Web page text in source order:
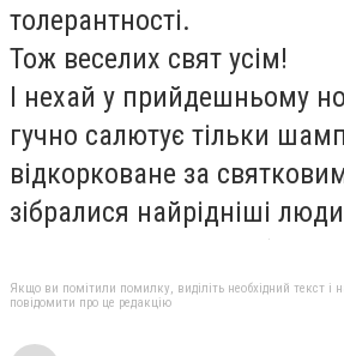
толерантності.
Тож веселих свят усім!
І нехай у прийдешньому
гучно салютує тільки
відкорковане за
зібралися найрідніші
Якщо ви помітили помилку, виділіть необхідний текст і
повідомити про це редакцію